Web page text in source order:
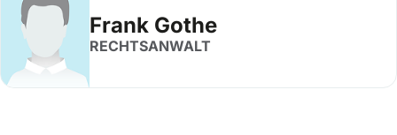
Frank Gothe
RECHTSANWALT